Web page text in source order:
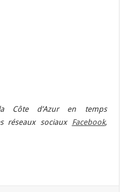
Côte d’Azur en temps
réseaux sociaux Facebook,